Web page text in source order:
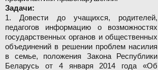
Задачи:
1. Довести до учащихся, родителей,
педагогов информацию о возможностях
государственных органов и общественных
объединений в решении проблем насилия
в семье, положения Закона Республики
Беларусь от 4 января 2014 года «Об